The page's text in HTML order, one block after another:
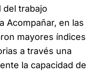
del trabajo
Acompañar, en las
mayores índices
a través una
la capacidad de